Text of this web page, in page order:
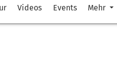
Videos Events Mehr